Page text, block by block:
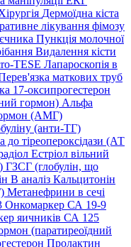
Дермоїдна кіста
лікування фімозу
Пункція молочної
Видалення кісти
TESE Лапароскопія в
маткових труб
17-оксипрогестерон
гормон) Альфа
(АМГ)
(анти-ТГ)
до тіреопероксідази (АТ
Естріол вільний
ГЗСГ (глобулін, що
B аналіз Кальцитонін
Метанефрини в сечі
Онкомаркер СА 19-9
яичників СА 125
(паратиреоїдний
Пролактин